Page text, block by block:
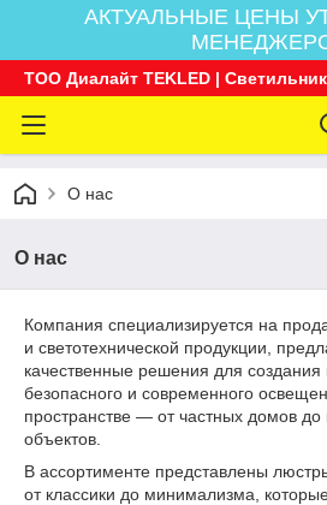
АКТУАЛЬНЫЕ ЦЕНЫ
ТОО Диалайт TEKLED |
О нас
О нас
Компания специализируется на
и светотехнической продукции,
качественные решения для создания
безопасного и современного
пространстве — от частных домов
объектов.
В ассортименте представлены
от классики до минимализма,